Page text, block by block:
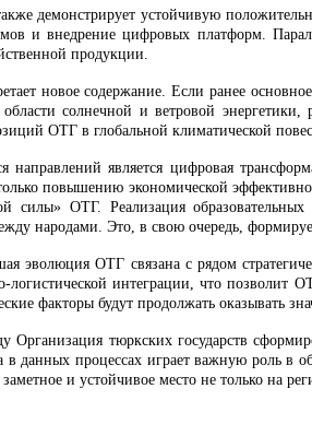
демонстрирует устойчивую
и внедрение цифровых платформ.
продукции.
новое содержание. Если ранее
области солнечной и ветровой
ОТГ в глобальной климатической
является цифровая
повышению экономической
силы» ОТГ. Реализация
народами. Это, в свою очередь,
эволюция ОТГ связана с рядом
логистической интеграции, что
факторы будут продолжать оказывать
Организация тюркских государств
в данных процессах играет важную роль
и устойчивое место не только на